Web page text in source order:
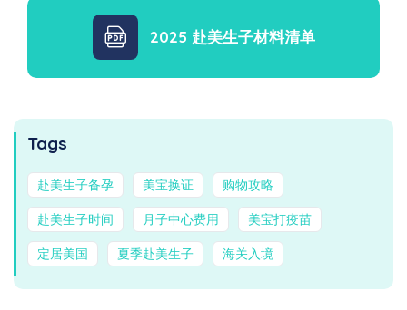
2025 赴美生子材料清单
Tags
赴美生子备孕 美宝换证 购物攻略
赴美生子时间 月子中心费用 美宝打疫苗
定居美国 夏季赴美生子 海关入境